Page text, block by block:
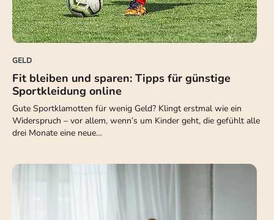
GELD
Fit bleiben und sparen: Tipps für günstige
Sportkleidung online
Gute Sportklamotten für wenig Geld? Klingt erstmal wie ein
Widerspruch – vor allem, wenn’s um Kinder geht, die gefühlt alle
drei Monate eine neue…